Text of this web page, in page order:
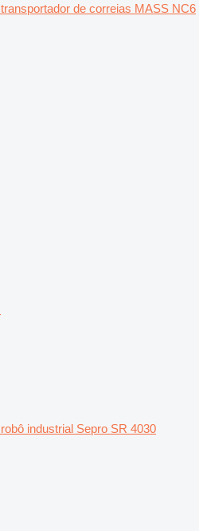
transportador de correias MASS NC6
robô industrial Sepro SR 4030